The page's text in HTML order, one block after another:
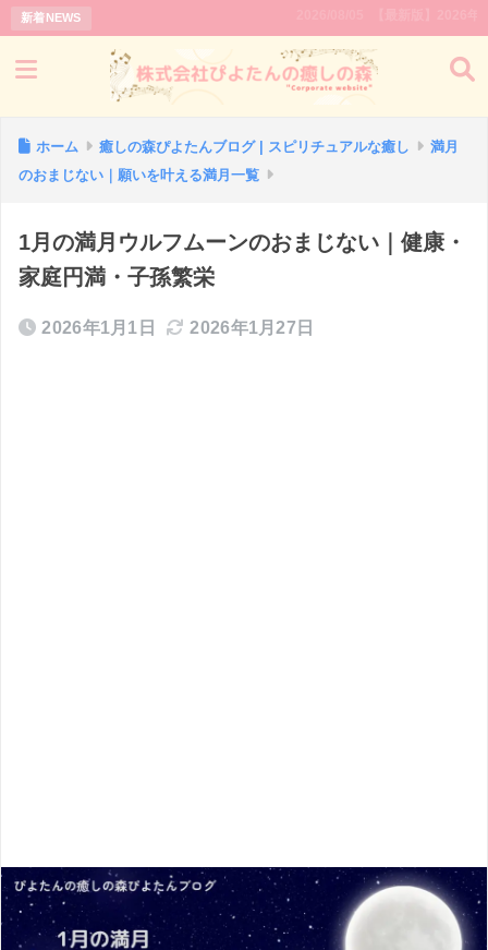
新着NEWS
ホーム 癒しの森ぴよたんブログ | スピリチュアルな癒し
満月
のおまじない｜願いを叶える満月一覧
1月の満月ウルフムーンのおまじない｜健康・
家庭円満・子孫繁栄
2026年1月1日 2026年1月27日